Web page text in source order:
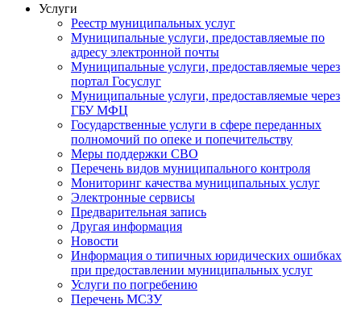
Услуги
Реестр муниципальных услуг
Муниципальные услуги, предоставляемые по
адресу электронной почты
Муниципальные услуги, предоставляемые через
портал Госуслуг
Муниципальные услуги, предоставляемые через
ГБУ МФЦ
Государственные услуги в сфере переданных
полномочий по опеке и попечительству
Меры поддержки СВО
Перечень видов муниципального контроля
Мониторинг качества муниципальных услуг
Электронные сервисы
Предварительная запись
Другая информация
Новости
Информация о типичных юридических ошибках
при предоставлении муниципальных услуг
Услуги по погребению
Перечень МСЗУ